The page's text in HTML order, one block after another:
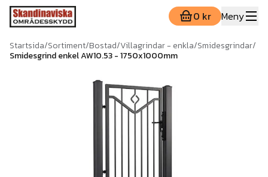
0 kr Meny
Startsida/Sortiment/Bostad/Villagrindar - enkla/Smidesgrindar/
Smidesgrind enkel AW10.53 - 1750x1000mm